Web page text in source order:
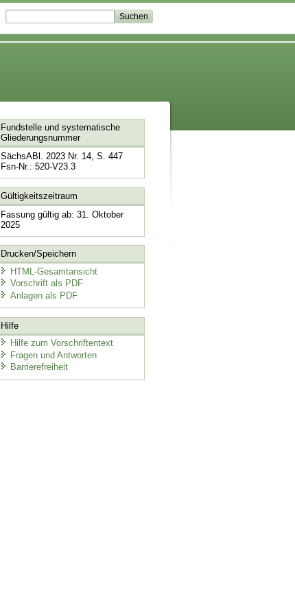
Fundstelle und systematische
Gliederungsnummer
SächsABl. 2023 Nr. 14, S. 447
Fsn-Nr.: 520-V23.3
Gültigkeitszeitraum
Fassung gültig ab: 31. Oktober
2025
Drucken/Speichern
HTML-Gesamtansicht
Vorschrift als PDF
Anlagen als PDF
Hilfe
Hilfe zum Vorschriftentext
Fragen und Antworten
Barrierefreiheit